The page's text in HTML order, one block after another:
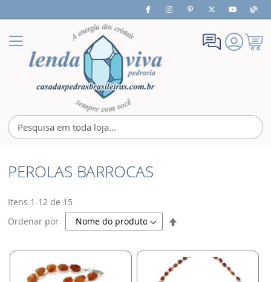
Nav
Meu
PEROLAS BARROCAS
Itens 1-12 de 15
Ordenar por